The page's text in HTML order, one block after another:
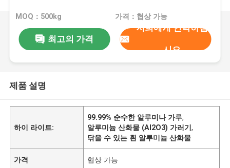
MOQ：500kg 가격：협상 가능
최고의 가격
저희에게 연락하십
시오
제품 설명
하이 라이트:
99.99% 순수한 알루미나 가루,
알루미늄 산화물 (Al2O3) 가러기,
닦을 수 있는 흰 알루미늄 산화물
가격 협상 가능